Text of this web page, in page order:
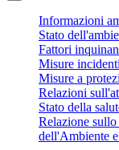
Informazioni
Stato
Fattori
Misure
Misure a
Relazioni
Stato della
Relazione
dell'Ambiente